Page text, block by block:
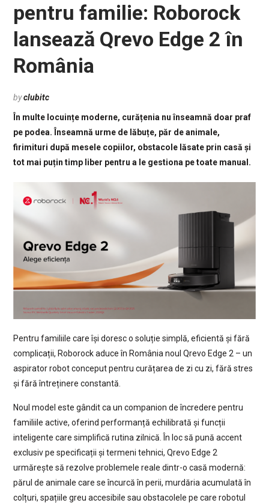
pentru familie: Roborock
lansează Qrevo Edge 2 în
România
byclubitc
În multe locuințe moderne, curățenia nu înseamnă doar praf
pe podea. Înseamnă urme de lăbuțe, păr de animale,
firimituri după mesele copiilor, obstacole lăsate prin casă și
tot mai puțin timp liber pentru a le gestiona pe toate manual.
Pentru familiile care își doresc o soluție simplă, eficientă și fără
complicații, Roborock aduce în România noul Qrevo Edge 2 – un
aspirator robot conceput pentru curățarea de zi cu zi, fără stres
și fără întreținere constantă.
Noul model este gândit ca un companion de încredere pentru
familiile active, oferind performanță echilibrată și funcții
inteligente care simplifică rutina zilnică. În loc să pună accent
exclusiv pe specificații și termeni tehnici, Qrevo Edge 2
urmărește să rezolve problemele reale dintr-o casă modernă:
părul de animale care se încurcă în perii, murdăria acumulată în
colțuri, spațiile greu accesibile sau obstacolele pe care robotul